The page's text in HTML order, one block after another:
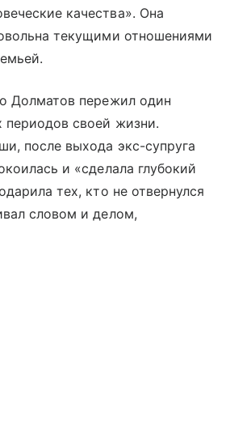
качества». Она
текущими отношениями
Долматов пережил один
своей жизни.
после выхода экс-супруга
и «сделала глубокий
тех, кто не отвернулся
словом и делом,